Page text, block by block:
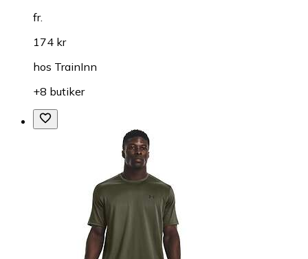
fr.
174 kr
hos TrainInn
+8 butiker